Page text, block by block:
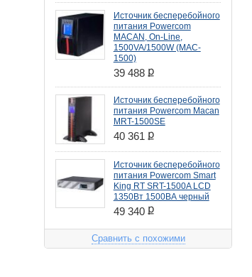
Источник бесперебойного
питания Powercom
MACAN, On-Line,
1500VA/1500W (MAC-
1500)
39 488 ք
Источник бесперебойного
питания Powercom Macan
MRT-1500SE
40 361 ք
Источник бесперебойного
питания Powercom Smart
King RT SRT-1500A LCD
1350Вт 1500ВА черный
49 340 ք
Сравнить с похожими